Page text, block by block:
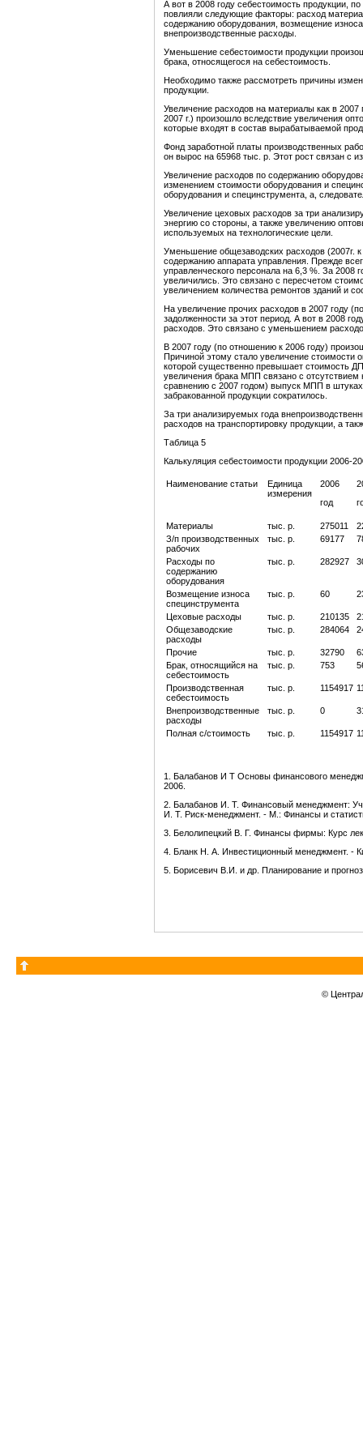
А вот в 2008 году себестоимость продукции,
повлияли следующие факторы: расход
содержанию оборудования, возмещение
внепроизводственные расходы.
Уменьшение себестоимости продукции
брака, относящегося на себестоимость.
Необходимо также рассмотреть причины
продукции.
Увеличение расходов на материалы как в
2007 г.) произошло вследствие увеличения
которые входят в состав вырабатываемой
Фонд заработной платы производственных
он вырос на 65968 тыс. р. Этот рост связан с
Увеличение расходов по содержанию
изменением стоимости оборудования и
оборудования и специнструмента, а,
Увеличение цеховых расходов за три
энергию со стороны, а также увеличению
используемых на технологические цели.
Уменьшение общезаводских расходов (2007г.
содержанию аппарата управления. Прежде
управленческого персонала на 6,3 %. За 2008
увеличились. Это связано с пересчетом
увеличением количества ремонтов зданий и
На увеличение прочих расходов в 2007 году
задолженности за этот период. А вот в 2008
расходов. Это связано с уменьшением
В 2007 году (по отношению к 2006 году)
Причиной этому стало увеличение стоимости
которой существенно превышает стоимость
увеличения брака МПП связано с отсутствием
сравнению с 2007 годом) выпуск МПП в
забракованной продукции сократилось.
За три анализируемых года
расходов на транспортировку продукции, а
Таблица 5
Калькуляция себестоимости продукции 2006-
Наименование статьи
Единица
измерения
2006
год
Материалы тыс. р. 275011
З/п производственных
рабочих
тыс. р. 69177
Расходы по
содержанию
оборудования
тыс. р. 282927
Возмещение износа
специнструмента
тыс. р. 60
Цеховые расходы тыс. р. 210135
Общезаводские
расходы
тыс. р. 284064
Прочие тыс. р. 32790
Брак, относящийся на
себестоимость
тыс. р. 753
Производственная
себестоимость
тыс. р. 1154917
Внепроизводственные
расходы
тыс. р. 0
Полная с/стоимость тыс. р. 1154917
1. Балабанов И Т Основы финансового
2006.
2. Балабанов И. Т. Финансовый менеджмент:
И. Т. Риск-менеджмент. - М.: Финансы и
3. Белолипецкий В. Г. Финансы фирмы: Курс
4. Бланк Н. А. Инвестиционный менеджмент.
5. Борисевич В.И. и др. Планирование и
©